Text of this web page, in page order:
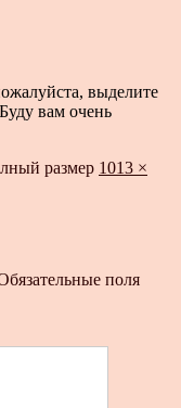
выделите
вам очень
размер 1013 ×
поля